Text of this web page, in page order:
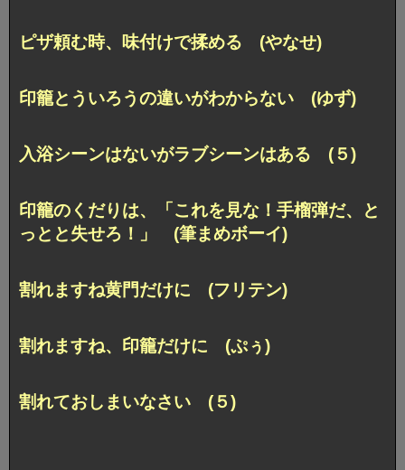
ピザ頼む時、味付けで揉める (やなせ)
印籠とういろうの違いがわからない (ゆず)
入浴シーンはないがラブシーンはある (５)
印籠のくだりは、
「これを見な！手榴弾だ、と
っとと失せろ！」 (筆まめボーイ)
割れますね黄門だけに (フリテン)
割れますね、印籠だけに (ぷぅ)
割れておしまいなさい (５)